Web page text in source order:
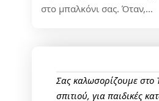
στο μπαλκόνι σας. Όταν,…
Σας καλωσορίζουμε στο
σπιτιού, για παιδικές